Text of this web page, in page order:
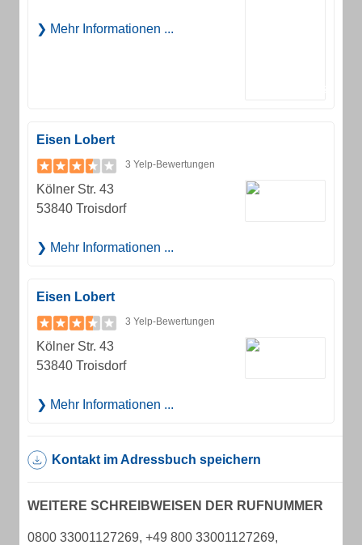
Mehr Informationen ...
Eisen Lobert
3 Yelp-Bewertungen
Kölner Str. 43
53840 Troisdorf
Mehr Informationen ...
Eisen Lobert
3 Yelp-Bewertungen
Kölner Str. 43
53840 Troisdorf
Mehr Informationen ...
Kontakt im Adressbuch speichern
WEITERE SCHREIBWEISEN DER RUFNUMMER
0800 33001127269, +49 800 33001127269,